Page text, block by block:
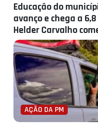
Educação do
avanço e chega a
Helder Carvalho
AÇÃO DA PM